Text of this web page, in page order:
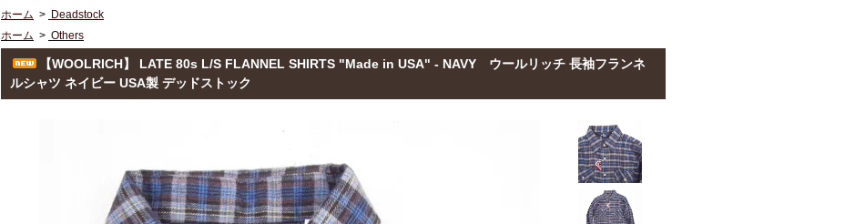
ホーム > Deadstock
ホーム > Others
【WOOLRICH】 LATE 80s L/S FLANNEL SHIRTS "Made in USA" - NAVY ウールリッチ 長袖フランネ
ルシャツ ネイビー USA製 デッドストック